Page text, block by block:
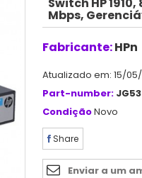
Mbps,
Fabricante:HPn
Atualizado em: 15/05/
Part-number:
CondiçãoNovo
Share
Enviar a um